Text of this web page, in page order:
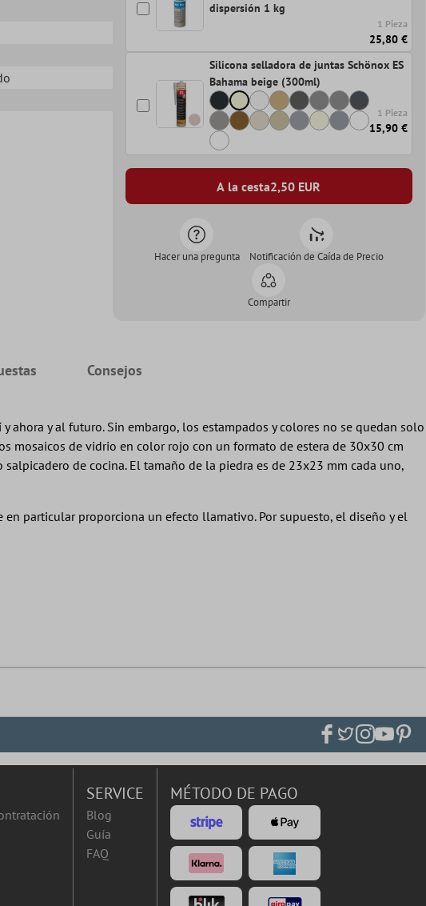
dispersión 1 kg
1 Pieza
25,80 €
Silicona selladora de juntas Schönox ES
Bahama beige (300ml)
1 Pieza
15,90 €
A la cesta2,50 EUR
Hacer una pregunta Notificación de Caída de Precio
Compartir
Consejos
ahora y al futuro. Sin embargo, los estampados y colores no se quedan solo
mosaicos de vidrio en color rojo con un formato de estera de 30x30 cm
de cocina. El tamaño de la piedra es de 23x23 mm cada uno,
particular proporciona un efecto llamativo. Por supuesto, el diseño y el
SERVICE
Blog
Guía
FAQ
MÉTODO DE PAGO